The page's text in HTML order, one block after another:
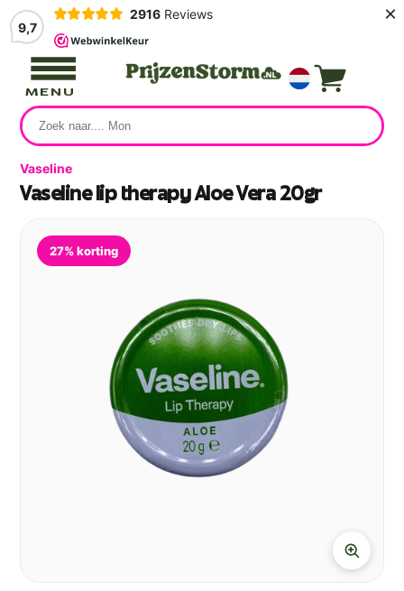
9,7
2916 Reviews ×
MENU
Vaseline
Vaseline lip therapy Aloe Vera 20gr
27% korting